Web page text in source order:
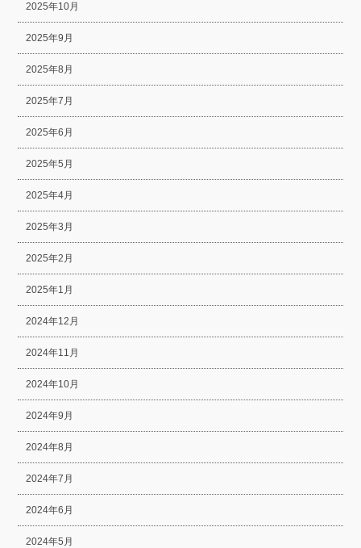
2025年10月
2025年9月
2025年8月
2025年7月
2025年6月
2025年5月
2025年4月
2025年3月
2025年2月
2025年1月
2024年12月
2024年11月
2024年10月
2024年9月
2024年8月
2024年7月
2024年6月
2024年5月